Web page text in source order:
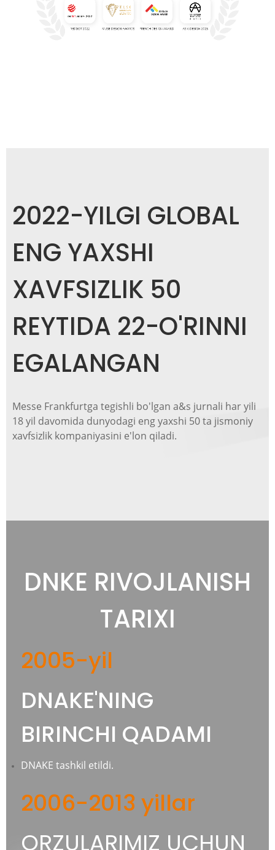
2022-YILGI GLOBAL
ENG YAXSHI
XAVFSIZLIK 50
REYTIDA 22-O'RINNI
EGALANGAN
Messe Frankfurtga tegishli bo'lgan a&s jurnali har yili
18 yil davomida dunyodagi eng yaxshi 50 ta jismoniy
xavfsizlik kompaniyasini e'lon qiladi.
DNKE RIVOJLANISH
TARIXI
2005-yil
DNAKE'NING
BIRINCHI QADAMI
DNAKE tashkil etildi.
2006-2013 yillar
ORZULARIMIZ UCHUN